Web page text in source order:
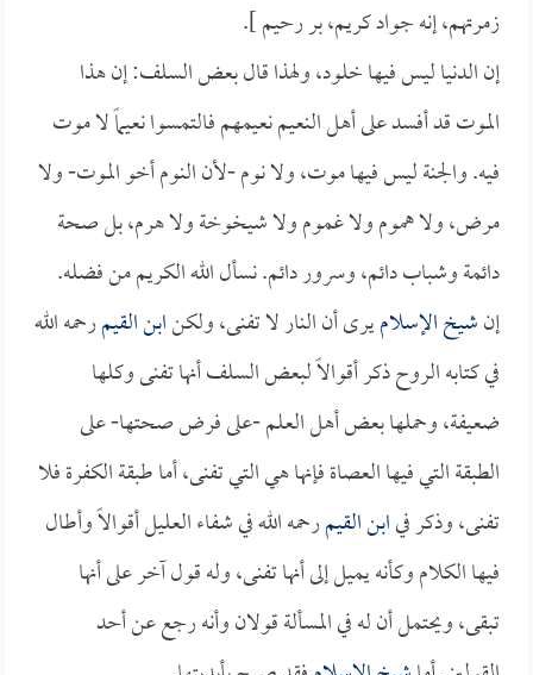
زمرتهم، إنه جواد كريم، بر رحيم ].
إن الدنيا ليس فيها خلود، ولهذا قال بعض السلف: إن هذا
الموت قد أفسد على أهل النعيم نعيمهم فالتمسوا نعيماً لا موت
فيه. والجنة ليس فيها موت، ولا نوم -لأن النوم أخو الموت- ولا
مرض، ولا هموم ولا غموم ولا شيخوخة ولا هرم، بل صحة
دائمة وشباب دائم، وسرور دائم. نسأل الله الكريم من فضله.
إنشيخ الإسلاميرى أن النار لا تفنى، ولكنابن القيمرحمه الله
في كتابه الروح ذكر أقوالاً لبعض السلف أنها تفنى وكلها
ضعيفة، وحملها بعض أهل العلم -على فرض صحتها- على
الطبقة التي فيها العصاة فإنها هي التي تفنى، أما طبقة الكفرة فلا
تفنى، وذكر فيابن القيمرحمه الله في شفاء العليل أقوالاً وأطال
فيها الكلام وكأنه يميل إلى أنها تفنى، وله قول آخر على أنها
تبقى، ويحتمل أن له في المسألة قولان وأنه رجع عن أحد